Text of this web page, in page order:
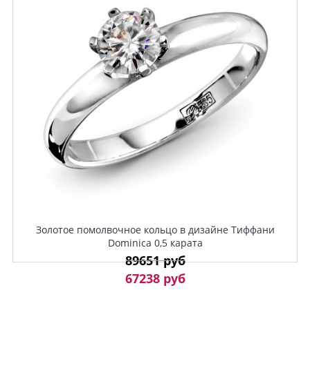
Золотое помолвочное кольцо в дизайне Тиффани
Dominica 0,5 карата
89651 руб
67238 руб